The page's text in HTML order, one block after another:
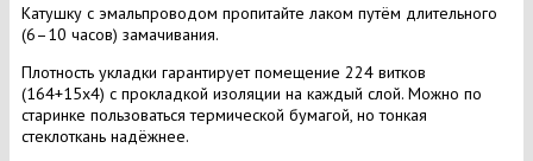
Катушку с эмальпроводом пропитайте лаком путём длительного
(6–10 часов) замачивания.
Плотность укладки гарантирует помещение 224 витков
(164+15х4) с прокладкой изоляции на каждый слой. Можно по
старинке пользоваться термической бумагой, но тонкая
стеклоткань надёжнее.